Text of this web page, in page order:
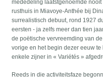
mededeling laatstgenoemde
rusthuis in Miavoye-Anthée bij
surrealistisch debuut, rond 1927
eersten - ja zelfs meer dan tien
de poëtische vervreemding van
vorige en het begin dezer eeuw
enkele zijner in « Variétés »
Reeds in die activiteitsfaze